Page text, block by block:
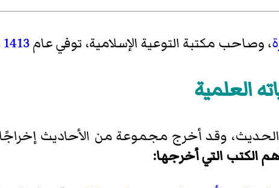
، وصاحب مكتبة التوعية الإسلامية، توفي عام1413
العلمية
وقد أخرج مجموعة من الأحاديث
الكتب التي أخرجها: